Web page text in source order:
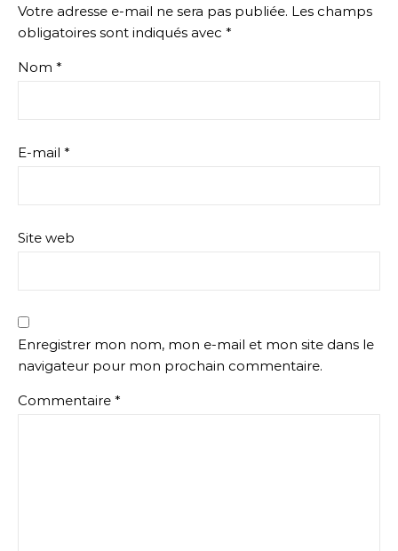
Votre adresse e-mail ne sera pas publiée. Les champs
obligatoires sont indiqués avec *
Nom *
E-mail *
Site web
Enregistrer mon nom, mon e-mail et mon site dans le
navigateur pour mon prochain commentaire.
Commentaire *